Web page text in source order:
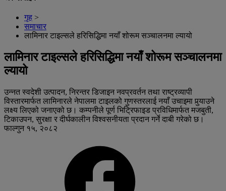
गृह >
समाचार
लामिनार टाइल्सले हरिसिद्धिमा नयाँ शोरूम सञ्चालनमा ल्यायो
लामिनार टाइल्सले हरिसिद्धिमा नयाँ शोरूम सञ्चालनमा
ल्यायो
उन्नत स्वदेशी उत्पादन, निरन्तर डिजाइन नवप्रवर्तन तथा राष्ट्रव्यापी
विस्तारमार्फत लामिनारले नेपालमा टाइलको गुणस्तरलाई नयाँ उचाइमा पुर्‍याउने
लक्ष्य लिएको जनाएको छ। कम्पनीले पूर्ण भिट्रिफाइड प्रविधिमार्फत मजबुती,
टिकाउपन, सुरक्षा र दीर्घकालीन विश्वसनीयता प्रदान गर्ने दाबी गरेको छ।
फाल्गुन १५, २०८२